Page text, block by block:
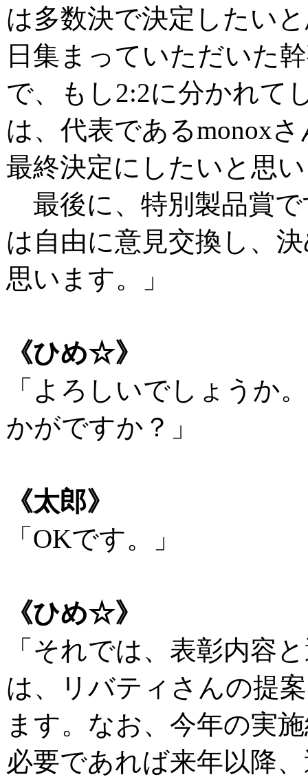
は多数決で決定したい
日集まっていただいた
で、もし2:2に分かれて
は、代表であるmonox
最終決定にしたいと思
最後に、特別製品賞
は自由に意見交換し、
思います。」
《ひめ☆》
「よろしいでしょうか
かがですか？」
《太郎》
「OKです。」
《ひめ☆》
「それでは、表彰内容
は、リバティさんの提
ます。なお、今年の実
必要であれば来年以降